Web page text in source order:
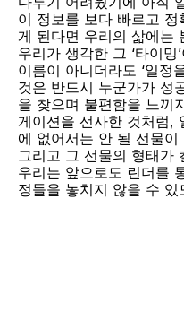
이 정보를 보다 빠르고 정
게 된다면 우리의 삶에는
우리가 생각한 그 ‘타이
이름이 아니더라도 ‘일정
것은 반드시 누군가가 성
을 찾으며 불편함을 느끼
게이션을 선사한 것처럼,
에 없어서는 안 될 선물이
그리고 그 선물의 형태가
우리는 앞으로도 린더를
정들을 놓치지 않을 수 있